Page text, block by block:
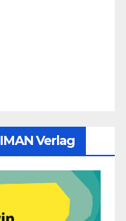
Verlag